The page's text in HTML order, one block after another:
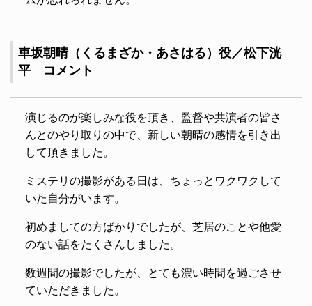
車坂朝晴（くるまざか・あさはる）役／松下洸
平 コメント
演じるのが楽しみな役を頂き、監督や共演者の皆さ
んとのやり取りの中で、新しい朝晴の感情を引き出
して頂きました。
ミステリの撮影がある日は、ちょっとワクワクして
いた自分がいます。
初めましての方ばかりでしたが、芝居のことや他愛
のない話をたくさんしました。
数週間の撮影でしたが、とても濃い時間を過ごさせ
ていただきました。